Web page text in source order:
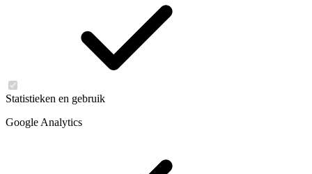
Statistieken en gebruik
Google Analytics